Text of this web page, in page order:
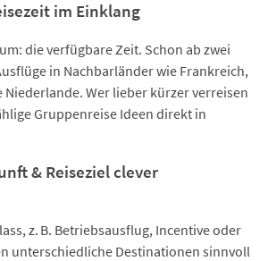
im Einklang
die verfügbare Zeit. Schon ab zwei
in Nachbarländer wie Frankreich,
Niederlande. Wer lieber kürzer verreisen
Gruppenreise Ideen direkt in
& Reiseziel clever
z. B. Betriebsausflug, Incentive oder
unterschiedliche Destinationen sinnvoll